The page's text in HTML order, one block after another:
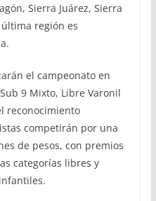
Sierra Juárez, Sierra
región es
el campeonato en
9 Mixto, Libre Varonil
reconocimiento
competirán por una
de pesos, con premios
categorías libres y